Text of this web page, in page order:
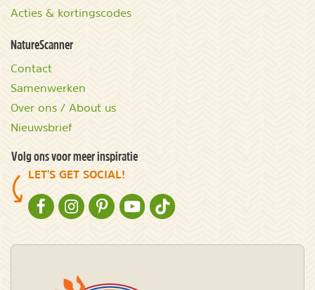
Acties & kortingscodes
NatureScanner
Contact
Samenwerken
Over ons / About us
Nieuwsbrief
Volg ons voor meer inspiratie
LET'S GET SOCIAL!
NATURESCANNER OP FACEBOOK
NATURESCANNER OP INSTAGRAM
NATURESCANNER OP PINTEREST
NATURESCANNER OP YOUTUBE
NATURESCANNER OP TIKTOK